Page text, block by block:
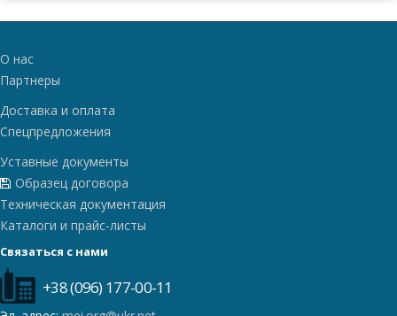
О нас
Партнеры
Доставка и оплата
Спецпредложения
Уставные документы
Образец договора
Техническая документация
Каталоги и прайс-листы
Связаться с нами
+38 (096) 177-00-11